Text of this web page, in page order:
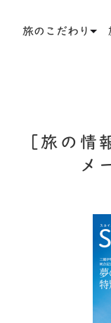
旅のこだわり
旅の情
メ